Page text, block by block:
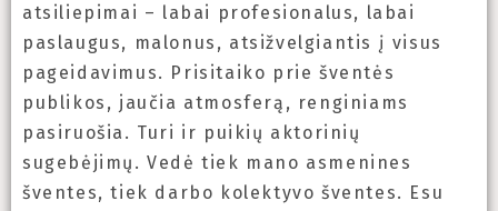
atsiliepimai – labai profesionalus, labai
paslaugus, malonus, atsižvelgiantis į visus
pageidavimus. Prisitaiko prie šventės
publikos, jaučia atmosferą, renginiams
pasiruošia. Turi ir puikių aktorinių
sugebėjimų. Vedė tiek mano asmenines
šventes, tiek darbo kolektyvo šventes. Esu